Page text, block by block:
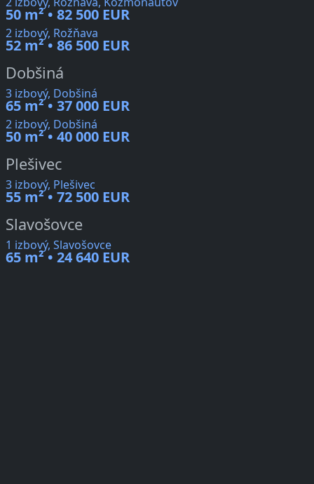
50 m² • 82 500 EUR
2 izbový, Rožňava
52 m² • 86 500 EUR
Dobšiná
3 izbový, Dobšiná
65 m² • 37 000 EUR
2 izbový, Dobšiná
50 m² • 40 000 EUR
Plešivec
3 izbový, Plešivec
55 m² • 72 500 EUR
Slavošovce
1 izbový, Slavošovce
65 m² • 24 640 EUR